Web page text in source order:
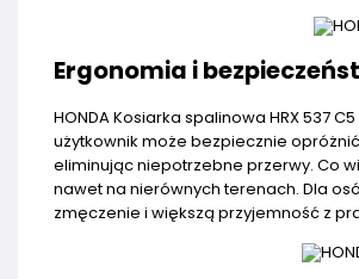
Ergonomia i
HONDA Kosiarka spalinowa HRX 537
użytkownik może bezpiecznie
eliminując niepotrzebne przerwy. Co
nawet na nierównych terenach. Dla
zmęczenie i większą przyjemność z